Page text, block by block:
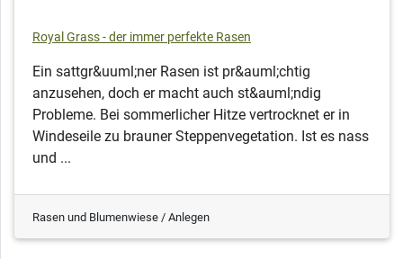
Royal Grass - der immer perfekte Rasen
Ein sattgr&uuml;ner Rasen ist pr&auml;chtig
anzusehen, doch er macht auch st&auml;ndig
Probleme. Bei sommerlicher Hitze vertrocknet er in
Windeseile zu brauner Steppenvegetation. Ist es nass
und ...
Rasen und Blumenwiese / Anlegen